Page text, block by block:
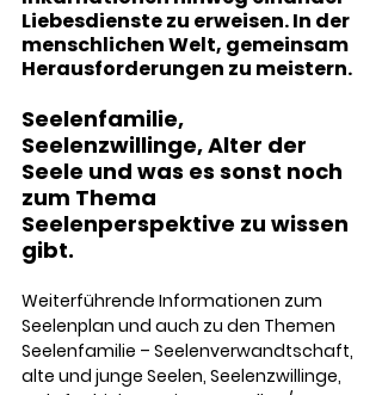
Liebesdienste zu erweisen. In der
menschlichen Welt, gemeinsam
Herausforderungen zu meistern.
Seelenfamilie,
Seelenzwillinge, Alter der
Seele und was es sonst noch
zum Thema
Seelenperspektive zu wissen
gibt.
Weiterführende Informationen zum
Seelenplan und auch zu den Themen
Seelenfamilie – Seelenverwandtschaft,
alte und junge Seelen, Seelenzwillinge,